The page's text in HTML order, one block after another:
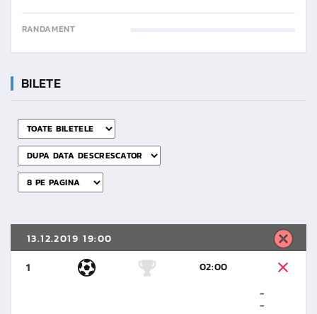
RANDAMENT
BILETE
13.12.2019 19:00
1
02:00
-
-